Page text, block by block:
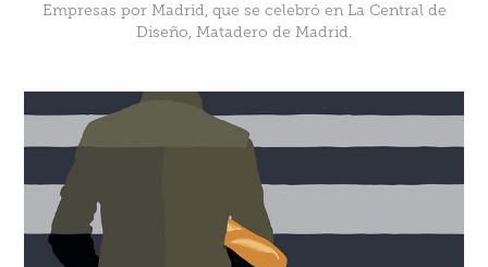
Empresas por Madrid, que se celebró en La Central de
Diseño, Matadero de Madrid.